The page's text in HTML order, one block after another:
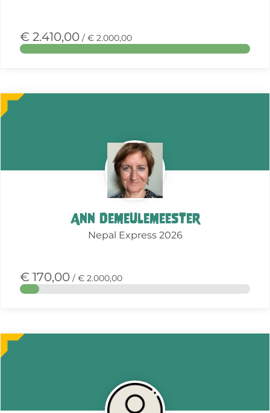
€ 2.410,00 / € 2.000,00
Ann Demeulemeester
Nepal Express 2026
€ 170,00 / € 2.000,00
Meer
over
Meer
over